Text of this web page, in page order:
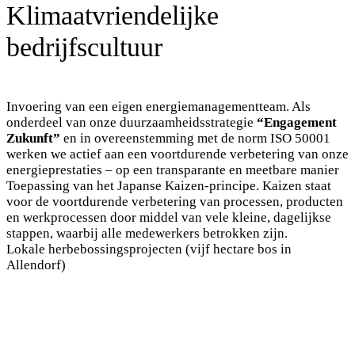
bedrijfscultuur
onderdeel van onze duurzaamheidsstrategie“Engagement
Zukunft”en in overeenstemming met de norm ISO 50001
werken we actief aan een voortdurende verbetering van onze
energieprestaties – op een transparante en meetbare manier
Toepassing van het Japanse Kaizen-principe. Kaizen staat
voor de voortdurende verbetering van processen, producten
en werkprocessen door middel van vele kleine, dagelijkse
stappen, waarbij alle medewerkers betrokken zijn.
Lokale herbebossingsprojecten (vijf hectare bos in
Allendorf)